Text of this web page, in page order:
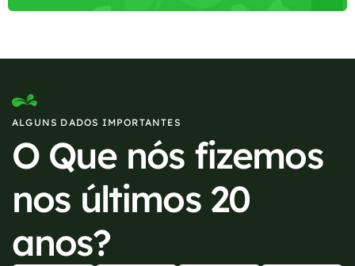
ALGUNS DADOS IMPORTANTES
O Que nós fizemos
nos últimos 20
anos?